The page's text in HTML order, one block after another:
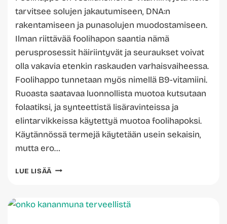
tarvitsee solujen jakautumiseen, DNA:n
rakentamiseen ja punasolujen muodostamiseen.
Ilman riittävää foolihapon saantia nämä
perusprosessit häiriintyvät ja seuraukset voivat
olla vakavia etenkin raskauden varhaisvaiheessa.
Foolihappo tunnetaan myös nimellä B9-vitamiini.
Ruoasta saatavaa luonnollista muotoa kutsutaan
folaatiksi, ja synteettistä lisäravinteissa ja
elintarvikkeissa käytettyä muotoa foolihapoksi.
Käytännössä termejä käytetään usein sekaisin,
mutta ero…
LUE LISÄÄ FOOLIHAPPO: